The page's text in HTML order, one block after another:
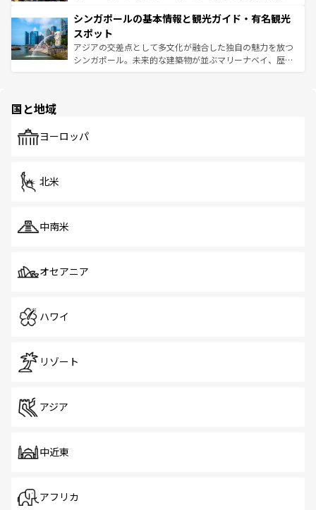
参照してほしい。
激する。気候は一年中温暖で、どの季節にも異なる楽しみ
が待っている。親しみやすいタイの人々、仏教を中心とし
た文化、そして多様な観光資源が、訪れる旅人を魅了し続
ける。 なお、新着のタイ情報はコンテンツ一覧を参照して
み、どこを訪れても感動するはず。観光スポットが密集し
ており、効率よく見どころを回れるのも魅力。息をのむよ
うな絶景から文化的な体験まで、香港を存分に楽しみ尽く
そう。 なお、新着の香港情報はコンテンツ一覧を参照して
シンガポールの基本情報と観光ガイド・有名観光
スポット
アジアの交差点として多文化が融合した独自の魅力を放つ
シンガポール。未来的な建築物が並ぶマリーナベイ、歴史
で、ホーカーズは地元の風情を楽しめる外せないスポット
国と地域
ヨーロッパ
北米
中南米
オセアニア
ハワイ
リゾート
アジア
中近東
アフリカ